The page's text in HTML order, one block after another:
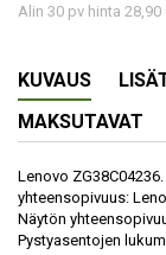
Alin 30 pv hinta 28,90
KUVAUS
MAKSUTAVAT
Lenovo
yhteensopivuus:
Näytön
Pystyasentojen